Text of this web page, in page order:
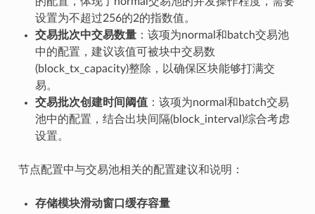
设置为不超过256的2的指数值。
交易批次中交易数量：该项为normal和batch交易池
中的配置，建议该值可被块中交易数
(block_tx_capacity)整除，以确保区块能够打满交
易。
交易批次创建时间阈值：该项为normal和batch交易
池中的配置，结合出块间隔(block_interval)综合考虑
设置。
节点配置中与交易池相关的配置建议和说明：
存储模块滑动窗口缓存容量